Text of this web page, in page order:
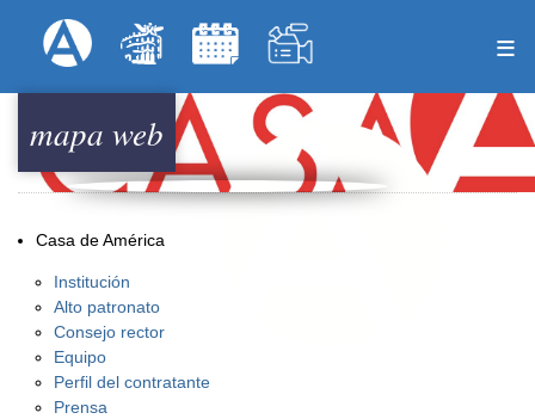
to
content
Menú Superior
mapa web
Casa de América
Institución
Alto patronato
Consejo rector
Equipo
Perfil del contratante
Prensa